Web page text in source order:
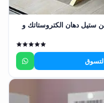
مصنوعة من ستيل دهان الكتروستاتك و